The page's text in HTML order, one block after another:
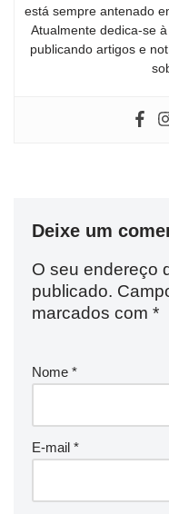
está sempre antenado
Atualmente dedica-se
publicando artigos e
Deixe um
O seu endereço
publicado.
marcados com *
Nome *
E-mail *